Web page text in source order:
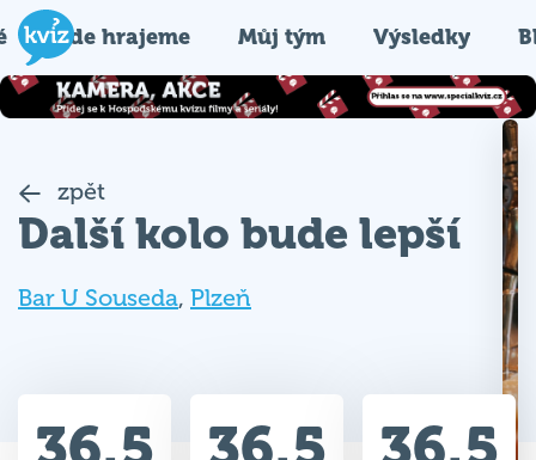
Kde hrajeme Můj tým Výsledky
zpět
Další kolo bude lepší
Bar U Souseda, Plzeň